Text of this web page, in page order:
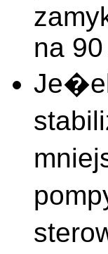
na